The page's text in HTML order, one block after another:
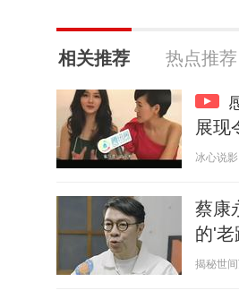
相关推荐 热点推荐
展现
冰心说
蔡康
的'老
揭秘世